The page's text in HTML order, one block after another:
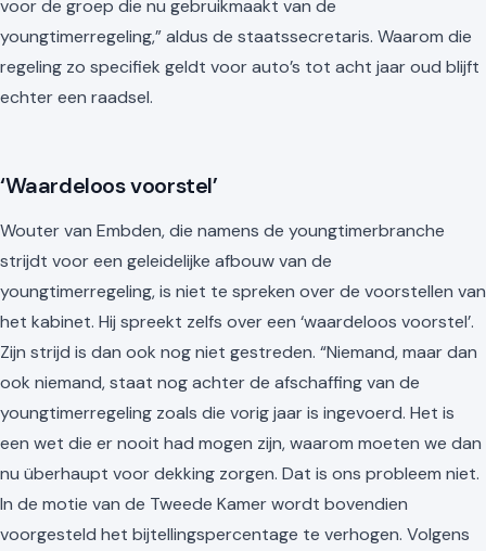
voor de groep die nu gebruikmaakt van de
youngtimerregeling,” aldus de staatssecretaris. Waarom die
regeling zo specifiek geldt voor auto’s tot acht jaar oud blijft
echter een raadsel.
‘Waardeloos voorstel’
Wouter van Embden, die namens de youngtimerbranche
strijdt voor een geleidelijke afbouw van de
youngtimerregeling, is niet te spreken over de voorstellen van
het kabinet. Hij spreekt zelfs over een ‘waardeloos voorstel’.
Zijn strijd is dan ook nog niet gestreden. “Niemand, maar dan
ook niemand, staat nog achter de afschaffing van de
youngtimerregeling zoals die vorig jaar is ingevoerd. Het is
een wet die er nooit had mogen zijn, waarom moeten we dan
nu überhaupt voor dekking zorgen. Dat is ons probleem niet.
In de motie van de Tweede Kamer wordt bovendien
voorgesteld het bijtellingspercentage te verhogen. Volgens